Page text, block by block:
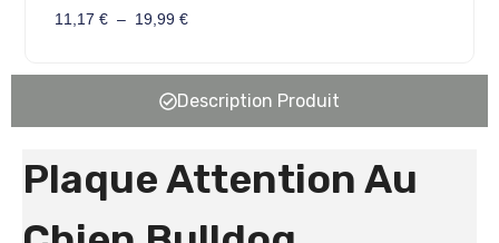
11,17 € – 19,99 €
Description Produit
Plaque Attention Au